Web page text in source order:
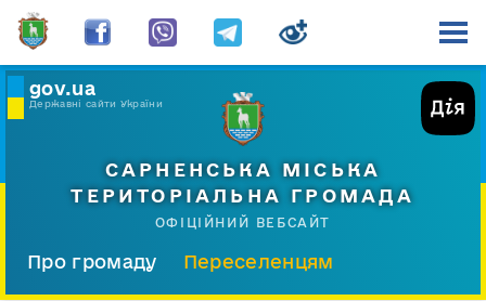
gov.ua
Державні сайти України
САРНЕНСЬКА МІСЬКА
ТЕРИТОРІАЛЬНА ГРОМАДА
ОФІЦІЙНИЙ ВЕБСАЙТ
Про громаду
Переселенцям